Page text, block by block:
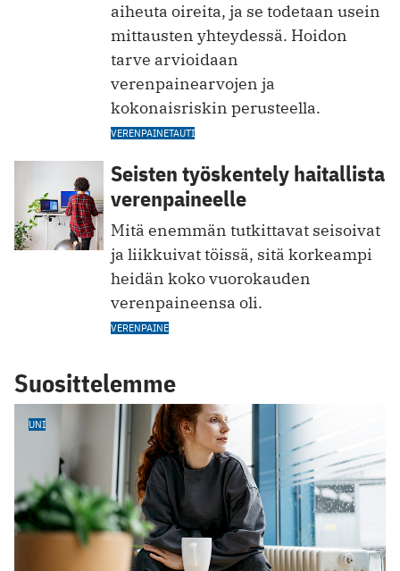
aiheuta oireita, ja se todetaan usein
mittausten yhteydessä. Hoidon
tarve arvioidaan
verenpainearvojen ja
kokonaisriskin perusteella.
VERENPAINETAUTI
Seisten työskentely haitallista
verenpaineelle
Mitä enemmän tutkittavat seisoivat
ja liikkuivat töissä, sitä korkeampi
heidän koko vuorokauden
verenpaineensa oli.
VERENPAINE
Suosittelemme
UNI